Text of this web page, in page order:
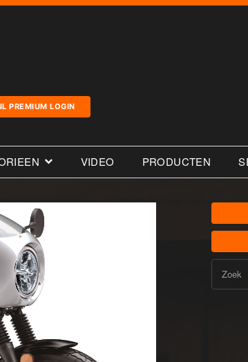
PREMIUM LOGIN
VIDEO PRODUCTEN
Zoek